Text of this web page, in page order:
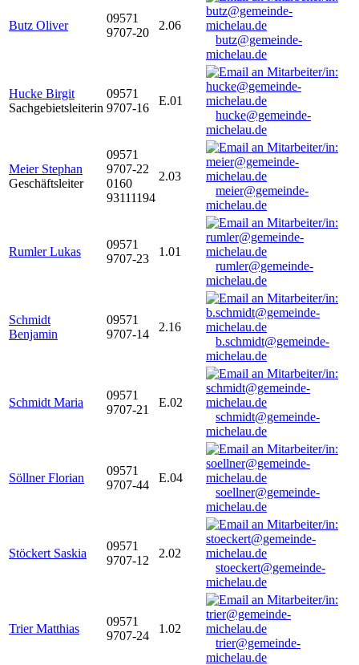
Butz Oliver
09571
9707-20
2.06
butz@gemeinde-
michelau.de
Hucke Birgit
Sachgebietsleiterin
09571
9707-16
E.01
hucke@gemeinde-
michelau.de
Meier Stephan
Geschäftsleiter
09571
9707-22
0160
93111194
2.03
meier@gemeinde-
michelau.de
Rumler Lukas
09571
9707-23
1.01
rumler@gemeinde-
michelau.de
Schmidt
Benjamin
09571
9707-14
2.16
b.schmidt@gemeinde-
michelau.de
Schmidt Maria
09571
9707-21
E.02
schmidt@gemeinde-
michelau.de
Söllner Florian
09571
9707-44
E.04
soellner@gemeinde-
michelau.de
Stöckert Saskia
09571
9707-12
2.02
stoeckert@gemeinde-
michelau.de
Trier Matthias
09571
9707-24
1.02
trier@gemeinde-
michelau.de